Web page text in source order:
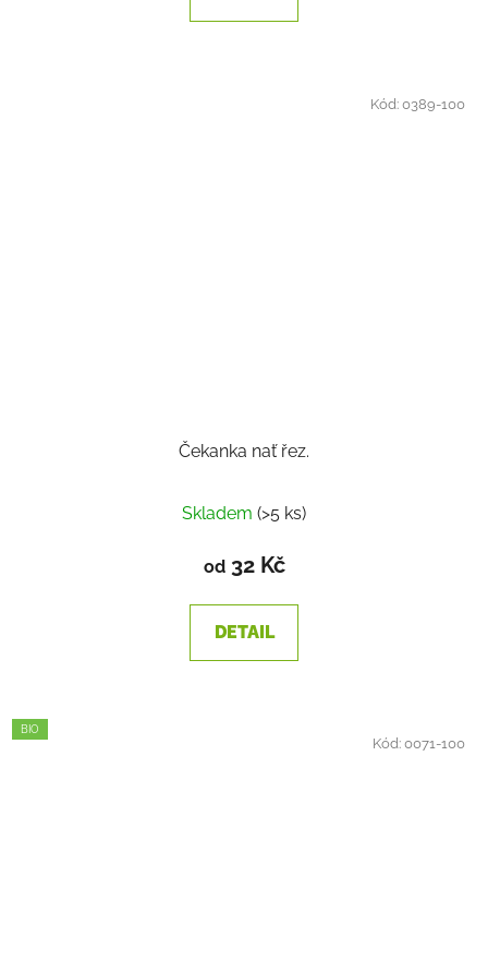
Čekanka nať řez.
Skladem (>5 ks)
od32 Kč
DETAIL
Kód:0389-100
BIO
Kód:0071-100